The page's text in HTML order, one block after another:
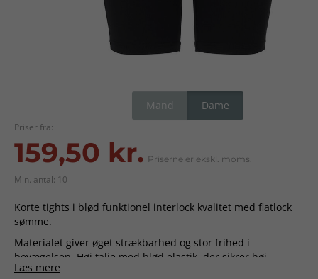
Mand Dame
Priser fra:
159,50 kr. Priserne er ekskl. moms.
Min. antal: 10
Korte tights i blød funktionel interlock kvalitet med flatlock
sømme.
Materialet giver øget strækbarhed og stor frihed i
bevægelsen. Høj talje med blød elastik, der sikrer høj
komfort ved aktivitet.
Læs mere